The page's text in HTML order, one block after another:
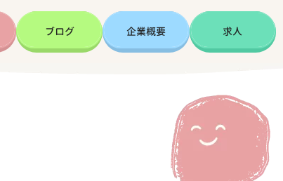
ブログ 企業概要 求人